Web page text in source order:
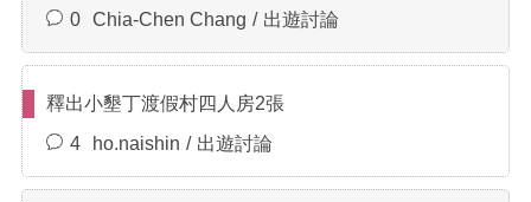
0 Chia-Chen Chang 出遊討論
釋出小墾丁渡假村四人房2張
4
ho.naishin 出遊討論